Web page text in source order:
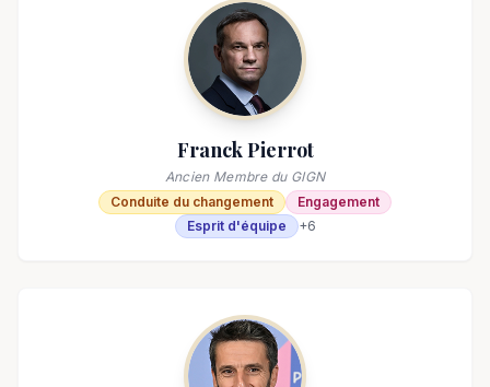
Franck Pierrot
Ancien Membre du GIGN
Conduite du changement
Engagement
Esprit d'équipe
+6